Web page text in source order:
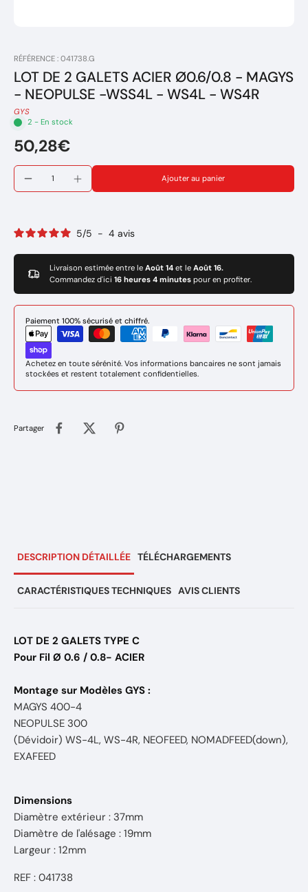
RÉFÉRENCE : 041738.G
LOT DE 2 GALETS ACIER Ø0.6/0.8 - MAGYS
- NEOPULSE -WSS4L - WS4L - WS4R
GYS
2 - En stock
50,28€
Ajouter au panier
5/5 - 4 avis
Livraison estimée entre le Août 14 et le Août 16.
Commandez d'ici 16 heures 4 minutes pour en profiter.
Paiement 100% sécurisé et chiffré.
Achetez en toute sérénité. Vos informations bancaires ne sont jamais
stockées et restent totalement confidentielles.
Partager
DESCRIPTION DÉTAILLÉE TÉLÉCHARGEMENTS
CARACTÉRISTIQUES TECHNIQUES AVIS CLIENTS
LOT DE 2 GALETS TYPE C
Pour Fil Ø 0.6 / 0.8- ACIER
Montage sur Modèles GYS :
MAGYS 400-4
NEOPULSE 300
(Dévidoir) WS-4L, WS-4R, NEOFEED, NOMADFEED(down),
EXAFEED
Dimensions
Diamètre extérieur : 37mm
Diamètre de l'alésage : 19mm
Largeur : 12mm
REF : 041738